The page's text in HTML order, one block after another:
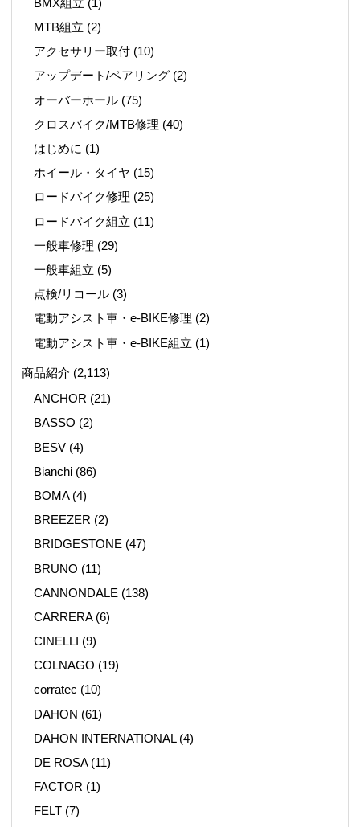
BMX組立 (1)
MTB組立 (2)
アクセサリー取付 (10)
アップデート/ペアリング (2)
オーバーホール (75)
クロスバイク/MTB修理 (40)
はじめに (1)
ホイール・タイヤ (15)
ロードバイク修理 (25)
ロードバイク組立 (11)
一般車修理 (29)
一般車組立 (5)
点検/リコール (3)
電動アシスト車・e-BIKE修理 (2)
電動アシスト車・e-BIKE組立 (1)
商品紹介 (2,113)
ANCHOR (21)
BASSO (2)
BESV (4)
Bianchi (86)
BOMA(4)
BREEZER (2)
BRIDGESTONE (47)
BRUNO (11)
CANNONDALE (138)
CARRERA(6)
CINELLI (9)
COLNAGO (19)
corratec (10)
DAHON (61)
DAHON INTERNATIONAL(4)
DE ROSA(11)
FACTOR (1)
FELT (7)